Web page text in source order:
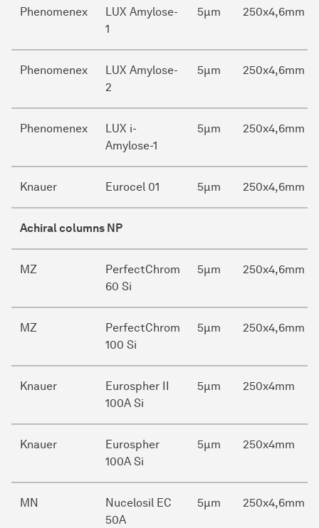
Phenomenex
LUX Amylose-
1
5µm 250x4,6mm
Phenomenex
LUX Amylose-
2
5µm 250x4,6mm
Phenomenex
LUX i-
Amylose-1
5µm 250x4,6mm
Knauer Eurocel 01 5µm 250x4,6mm
Achiral columns NP
MZ
PerfectChrom
60 Si
5µm 250x4,6mm
MZ
PerfectChrom
100 Si
5µm 250x4,6mm
Knauer
Eurospher II
100A Si
5µm 250x4mm
Knauer
Eurospher
100A Si
5µm 250x4mm
MN
Nucelosil EC
50A
5µm 250x4,6mm